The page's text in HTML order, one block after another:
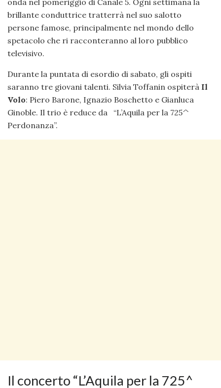
onda nel pomeriggio di Canale 5. Ogni settimana la
brillante conduttrice tratterrà nel suo salotto
persone famose, principalmente nel mondo dello
spetacolo che ri racconteranno al loro pubblico
televisivo.
Durante la puntata di esordio di sabato, gli ospiti
saranno tre giovani talenti. Silvia Toffanin ospiterà Il
Volo: Piero Barone, Ignazio Boschetto e Gianluca
Ginoble. Il trio è reduce da “L’Aquila per la 725^
Perdonanza”.
Il concerto “L’Aquila per la 725^